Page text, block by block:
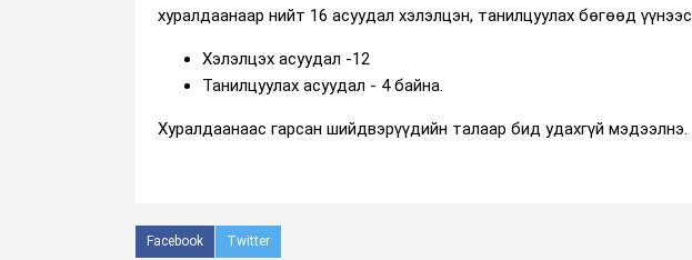
хуралдаанаар нийт 16 асуудал хэлэлцэн, танилцуулах бөгөөд үүнээс
Хэлэлцэх асуудал -12
Танилцуулах асуудал - 4 байна.
Хуралдаанаас гарсан шийдвэрүүдийн талаар бид удахгүй мэдээлнэ.
Facebook Twitter